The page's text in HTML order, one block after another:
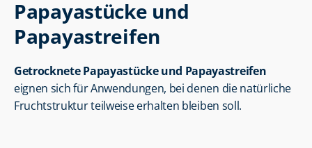
Papayastücke und
Papayastreifen
Getrocknete Papayastücke und Papayastreifen
eignen sich für Anwendungen, bei denen die natürliche
Fruchtstruktur teilweise erhalten bleiben soll.